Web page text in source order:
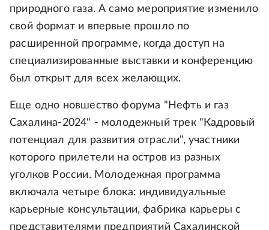
природного газа. А само мероприятие изменило
свой формат и впервые прошло по
расширенной программе, когда доступ на
специализированные выставки и конференцию
был открыт для всех желающих.
Еще одно новшество форума "Нефть и газ
Сахалина-2024" - молодежный трек "Кадровый
потенциал для развития отрасли", участники
которого прилетели на остров из разных
уголков России. Молодежная программа
включала четыре блока: индивидуальные
карьерные консультации, фабрика карьеры с
представителями предприятий Сахалинской